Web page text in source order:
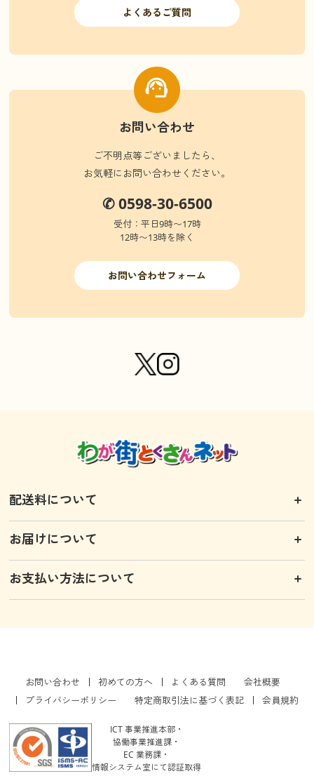
よくあるご質問
お問い合わせ
ご不明点等ございましたら、
お気軽にお問い合わせください。
✆ 0598-30-6500
受付：平日9時〜17時
12時〜13時を除く
お問い合わせフォーム
配送料について
お届けについて
お支払い方法について
お問い合わせ 初めての方へ よくある質問
会社概要
プライバシーポリシー
特定商取引法に基づく表記 会員規約
ICT 事業推進本部・
協働事業推進課・
EC 業務課・
情報システム室にて認証取得